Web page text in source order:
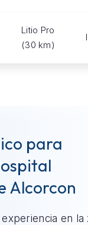
Litio Pro
(30 km)
para
Alcorcon
en la